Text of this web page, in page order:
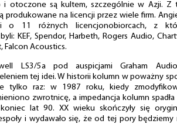
i otoczone są kultem, szczególnie w Azji. Z
produkowane na licencji przez wiele firm.
o 11 różnych licencjonobiorcach, z
KEF, Spendor, Harbeth, Rogers Audio,
Falcon Acoustics.
LS3/5a pod auspicjami Graham
tej idei. W historii kolumn w poważny
tylko raz: w 1987 roku, kiedy
zwrotnicę, a impedancja kolumn spadła
lat 90. XX wieku skończyły się
i wydawało się, że od tej pory będziemy